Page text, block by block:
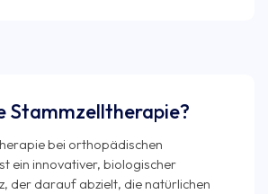
Stammzelltherapie?
bei orthopädischen
ein innovativer, biologischer
der darauf abzielt, die natürlichen